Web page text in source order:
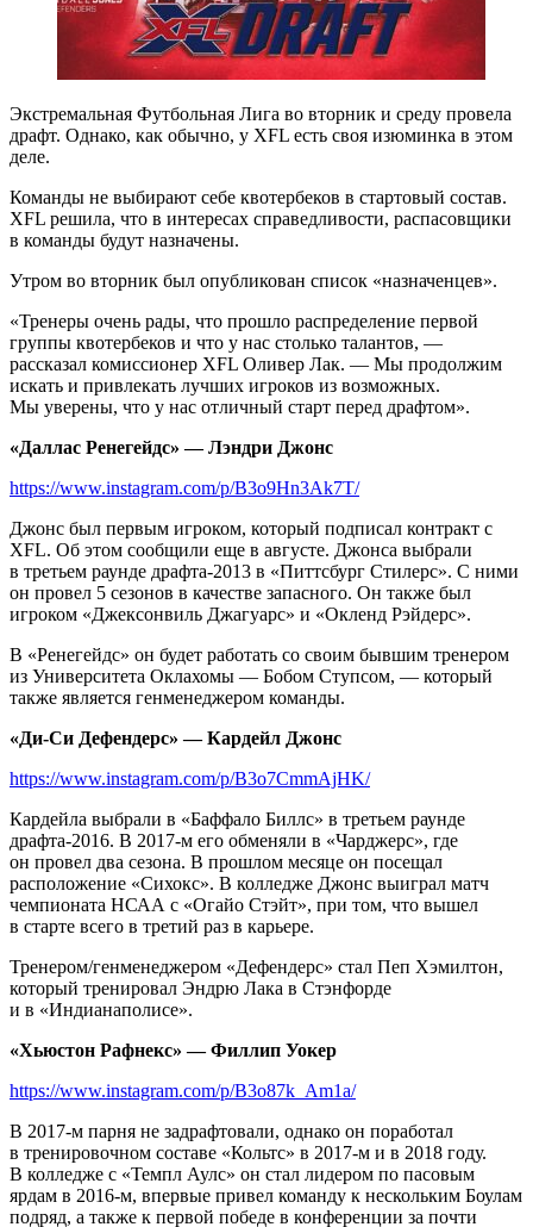
Экстремальная Футбольная Лига во вторник и среду провела
драфт. Однако, как обычно, у XFL есть своя изюминка в этом
деле.
Команды не выбирают себе квотербеков в стартовый состав.
XFL решила, что в интересах справедливости, распасовщики
в команды будут назначены.
Утром во вторник был опубликован список «назначенцев».
«Тренеры очень рады, что прошло распределение первой
группы квотербеков и что у нас столько талантов, —
рассказал комиссионер XFL Оливер Лак. — Мы продолжим
искать и привлекать лучших игроков из возможных.
Мы уверены, что у нас отличный старт перед драфтом».
«Даллас Ренегейдс» — Лэндри Джонс
https://www.instagram.com/p/B3o9Hn3Ak7T/
Джонс был первым игроком, который подписал контракт с
XFL. Об этом сообщили еще в августе. Джонса выбрали
в третьем раунде драфта-2013 в «Питтсбург Стилерс». С ними
он провел 5 сезонов в качестве запасного. Он также был
игроком «Джексонвиль Джагуарс» и «Окленд Рэйдерс».
В «Ренегейдс» он будет работать со своим бывшим тренером
из Университета Оклахомы — Бобом Ступсом, — который
также является генменеджером команды.
«Ди-Си Дефендерс» — Кардейл Джонс
https://www.instagram.com/p/B3o7CmmAjHK/
Кардейла выбрали в «Баффало Биллс» в третьем раунде
драфта-2016. В 2017-м его обменяли в «Чарджерс», где
он провел два сезона. В прошлом месяце он посещал
расположение «Сихокс». В колледже Джонс выиграл матч
чемпионата НСАА с «Огайо Стэйт», при том, что вышел
в старте всего в третий раз в карьере.
Тренером/генменеджером «Дефендерс» стал Пеп Хэмилтон,
который тренировал Эндрю Лака в Стэнфорде
и в «Индианаполисе».
«Хьюстон Рафнекс» — Филлип Уокер
https://www.instagram.com/p/B3o87k_Am1a/
В 2017-м парня не задрафтовали, однако он поработал
в тренировочном составе «Кольтс» в 2017-м и в 2018 году.
В колледже с «Темпл Аулс» он стал лидером по пасовым
ярдам в 2016-м, впервые привел команду к нескольким Боулам
подряд, а также к первой победе в конференции за почти